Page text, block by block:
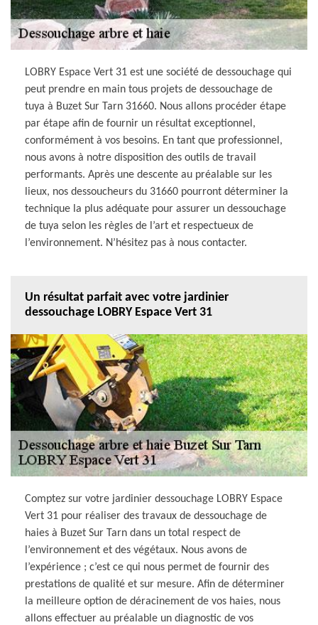
LOBRY Espace Vert 31 est une société de dessouchage qui
peut prendre en main tous projets de dessouchage de
tuya à Buzet Sur Tarn 31660. Nous allons procéder étape
par étape afin de fournir un résultat exceptionnel,
conformément à vos besoins. En tant que professionnel,
nous avons à notre disposition des outils de travail
performants. Après une descente au préalable sur les
lieux, nos dessoucheurs du 31660 pourront déterminer la
technique la plus adéquate pour assurer un dessouchage
de tuya selon les règles de l’art et respectueux de
l’environnement. N’hésitez pas à nous contacter.
Un résultat parfait avec votre jardinier
dessouchage LOBRY Espace Vert 31
Comptez sur votre jardinier dessouchage LOBRY Espace
Vert 31 pour réaliser des travaux de dessouchage de
haies à Buzet Sur Tarn dans un total respect de
l’environnement et des végétaux. Nous avons de
l’expérience ; c’est ce qui nous permet de fournir des
prestations de qualité et sur mesure. Afin de déterminer
la meilleure option de déracinement de vos haies, nous
allons effectuer au préalable un diagnostic de vos